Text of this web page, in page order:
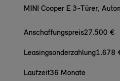
MINI Cooper E 3-Türer,
Anschaffungspreis27.500 €
Leasingsonderzahlung1.678
Laufzeit36 Monate